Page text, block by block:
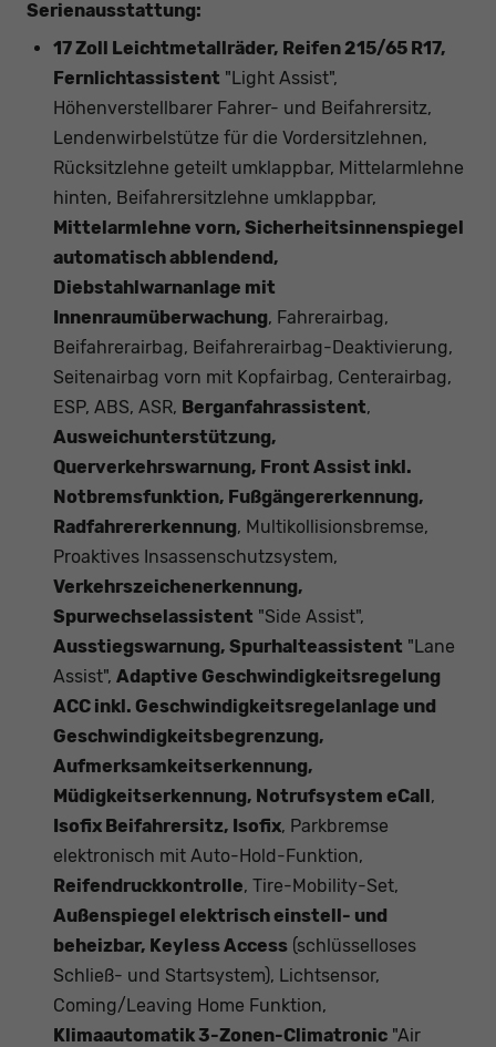
Serienausstattung:
17 Zoll Leichtmetallräder, Reifen 215/65 R17,
Fernlichtassistent "Light Assist",
Höhenverstellbarer Fahrer- und Beifahrersitz,
Lendenwirbelstütze für die Vordersitzlehnen,
Rücksitzlehne geteilt umklappbar, Mittelarmlehne
hinten, Beifahrersitzlehne umklappbar,
Mittelarmlehne vorn, Sicherheitsinnenspiegel
automatisch abblendend,
Diebstahlwarnanlage mit
Innenraumüberwachung, Fahrerairbag,
Beifahrerairbag, Beifahrerairbag-Deaktivierung,
Seitenairbag vorn mit Kopfairbag, Centerairbag,
ESP, ABS, ASR, Berganfahrassistent,
Ausweichunterstützung,
Querverkehrswarnung, Front Assist inkl.
Notbremsfunktion, Fußgängererkennung,
Radfahrererkennung, Multikollisionsbremse,
Proaktives Insassenschutzsystem,
Verkehrszeichenerkennung,
Spurwechselassistent "Side Assist",
Ausstiegswarnung, Spurhalteassistent "Lane
Assist", Adaptive Geschwindigkeitsregelung
ACC inkl. Geschwindigkeitsregelanlage und
Geschwindigkeitsbegrenzung,
Aufmerksamkeitserkennung,
Müdigkeitserkennung, Notrufsystem eCall,
Isofix Beifahrersitz, Isofix, Parkbremse
elektronisch mit Auto-Hold-Funktion,
Reifendruckkontrolle, Tire-Mobility-Set,
Außenspiegel elektrisch einstell- und
beheizbar, Keyless Access (schlüsselloses
Schließ- und Startsystem), Lichtsensor,
Coming/Leaving Home Funktion,
Klimaautomatik 3-Zonen-Climatronic "Air